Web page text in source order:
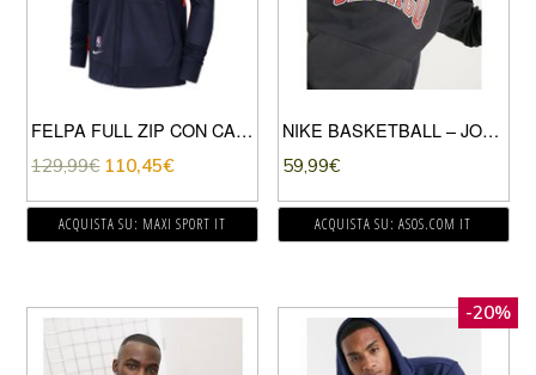
FELPA FULL ZIP CON CAPPUCCIO THERMAFLEX SHOWTIME WARRIORS CITY EDITION
129,99€ 110,45€
ACQUISTA SU: MAXI SPORT IT
NIKE BASKETBALL – JORDAN CHICAGO BULLS NBA – FELPA CON CAPPUCCIO NERA-NERO
59,99€
ACQUISTA SU: ASOS.COM IT
-20%